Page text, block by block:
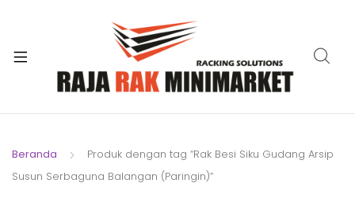
Beranda
Produk dengan tag “Rak Besi Siku Gudang Arsip
Susun Serbaguna Balangan (Paringin)”